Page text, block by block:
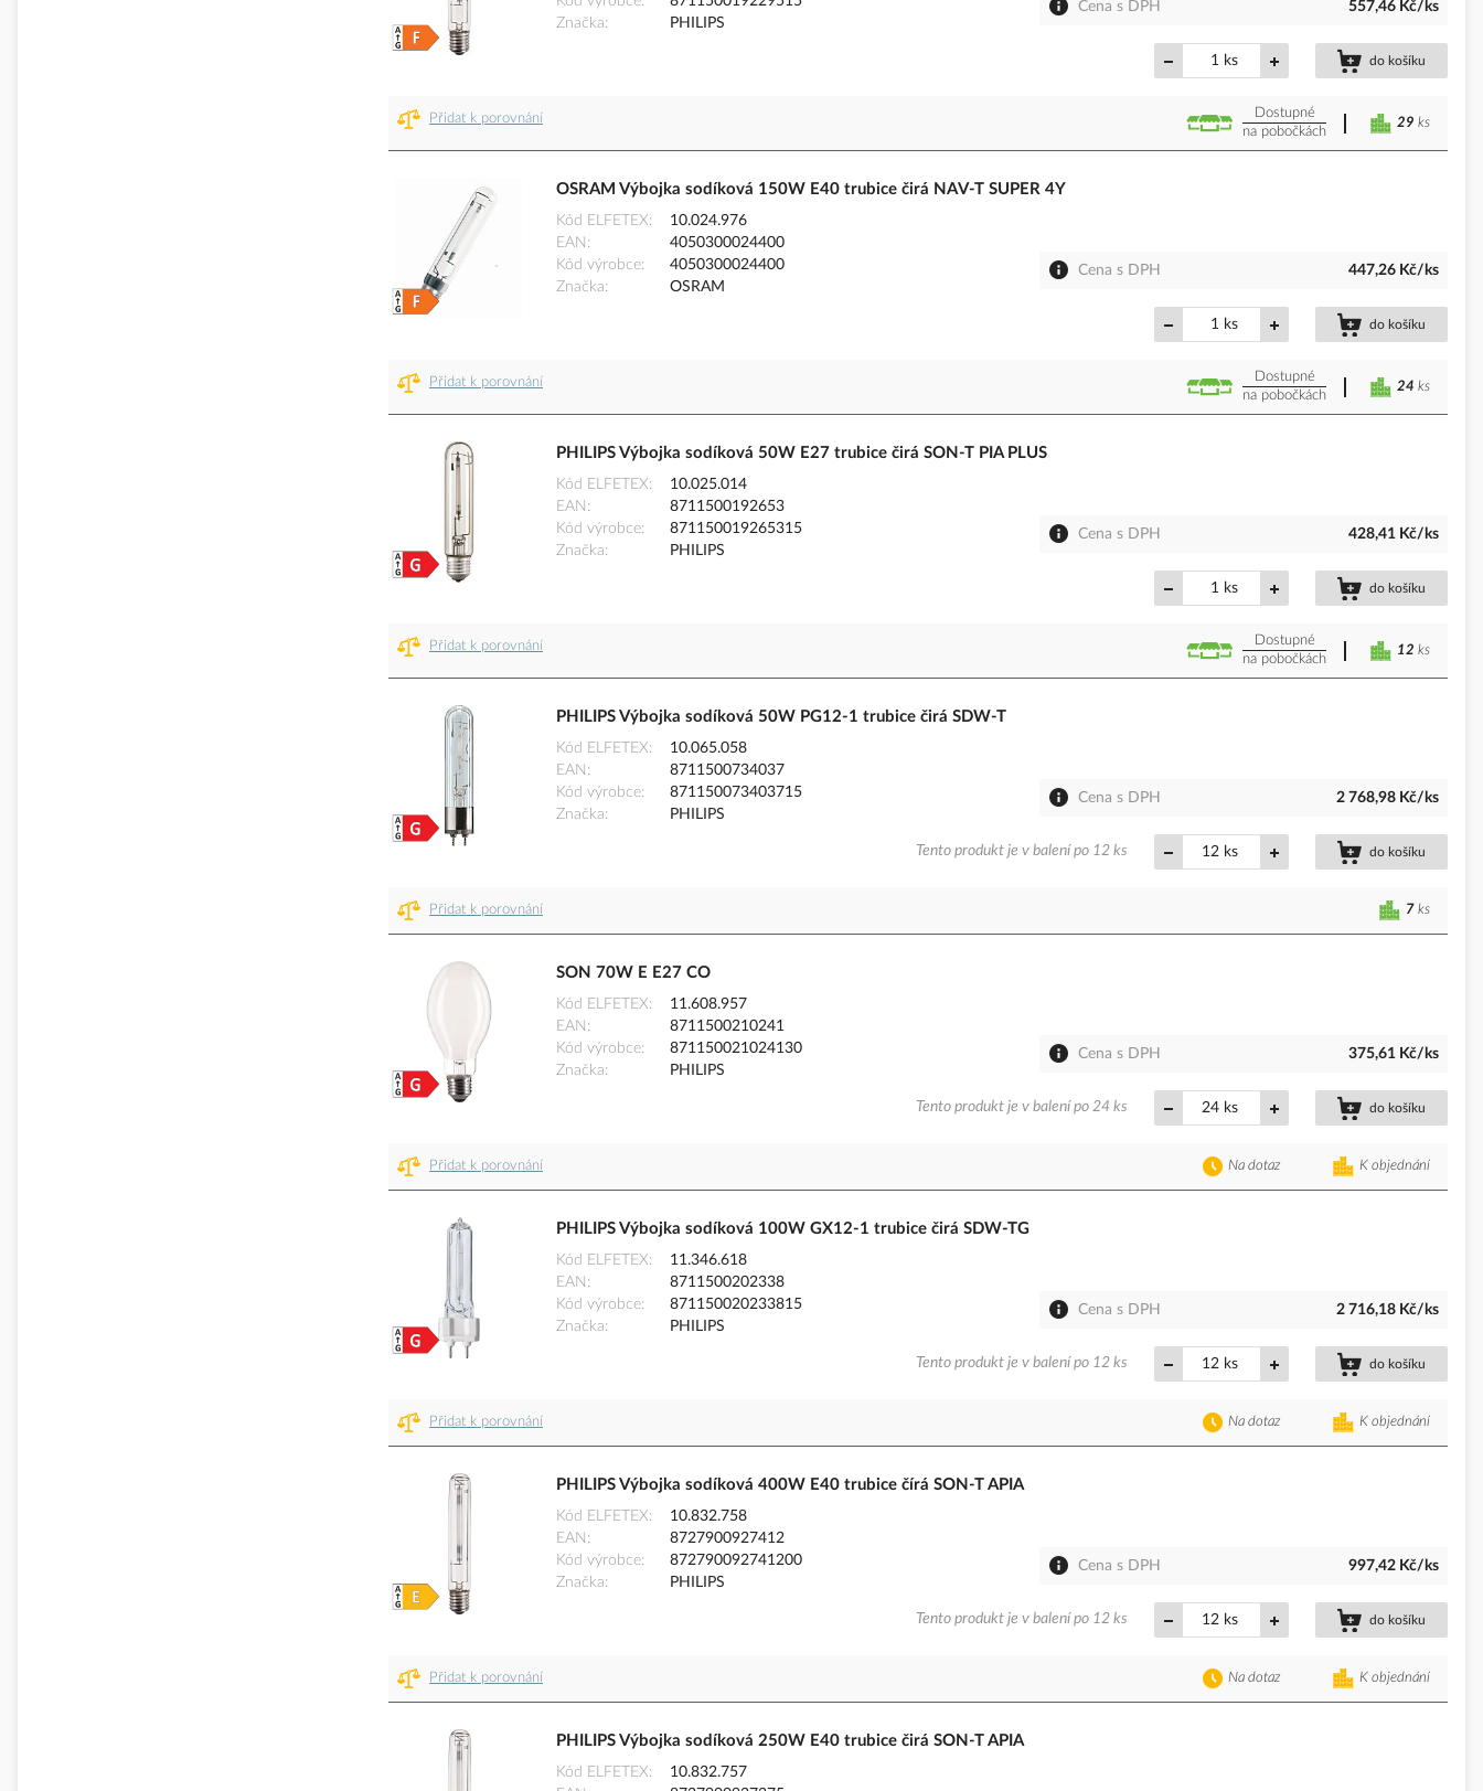
Značka
PHILIPS
Cena s DPH 557,46 Kč/ks
ks do košíku
Přidat k porovnání
Dostupné
na pobočkách
29 ks
OSRAM Výbojka sodíková 150W E40 trubice čirá NAV-T SUPER 4Y
Kód ELFETEX
10.024.976
EAN
4050300024400
Kód výrobce
4050300024400
Značka
OSRAM
Cena s DPH 447,26 Kč/ks
ks do košíku
Přidat k porovnání
Dostupné
na pobočkách
24 ks
PHILIPS Výbojka sodíková 50W E27 trubice čirá SON-T PIA PLUS
Kód ELFETEX
10.025.014
EAN
8711500192653
Kód výrobce
871150019265315
Značka
PHILIPS
Cena s DPH 428,41 Kč/ks
ks do košíku
Přidat k porovnání
Dostupné
na pobočkách
12 ks
PHILIPS Výbojka sodíková 50W PG12-1 trubice čirá SDW-T
Kód ELFETEX
10.065.058
EAN
8711500734037
Kód výrobce
871150073403715
Značka
PHILIPS
Cena s DPH 2 768,98 Kč/ks
ks do košíku
Tento produkt je v balení po 12 ks
Přidat k porovnání 7 ks
SON 70W E E27 CO
Kód ELFETEX
11.608.957
EAN
8711500210241
Kód výrobce
871150021024130
Značka
PHILIPS
Cena s DPH 375,61 Kč/ks
ks do košíku
Tento produkt je v balení po 24 ks
Přidat k porovnání K objednání
Na dotaz
PHILIPS Výbojka sodíková 100W GX12-1 trubice čirá SDW-TG
Kód ELFETEX
11.346.618
EAN
8711500202338
Kód výrobce
871150020233815
Značka
PHILIPS
Cena s DPH 2 716,18 Kč/ks
ks do košíku
Tento produkt je v balení po 12 ks
Přidat k porovnání K objednání
Na dotaz
PHILIPS Výbojka sodíková 400W E40 trubice čírá SON-T APIA
Kód ELFETEX
10.832.758
EAN
8727900927412
Kód výrobce
872790092741200
Značka
PHILIPS
Cena s DPH 997,42 Kč/ks
ks do košíku
Tento produkt je v balení po 12 ks
Přidat k porovnání K objednání
Na dotaz
PHILIPS Výbojka sodíková 250W E40 trubice čirá SON-T APIA
Kód ELFETEX
10.832.757